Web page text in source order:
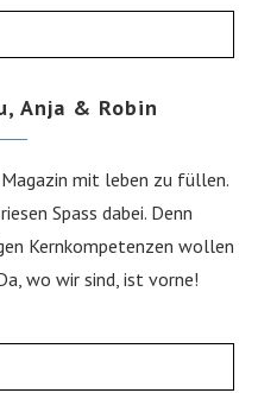
Anja & Robin
Magazin mit leben zu füllen.
Spass dabei. Denn
Kernkompetenzen wollen
wo wir sind, ist vorne!